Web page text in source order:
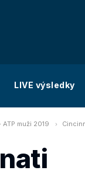
LIVE výsledky
ATP muži 2019